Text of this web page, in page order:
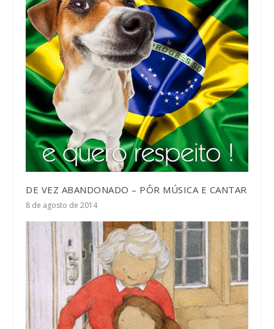
DE VEZ ABANDONADO – PÔR MÚSICA E CANTAR
8 de agosto de 2014